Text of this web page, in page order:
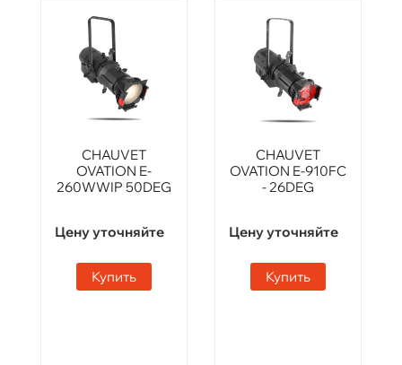
CHAUVET
OVATION E-
260WWIP 50DEG
Цену уточняйте
Купить
CHAUVET
OVATION E-910FC
- 26DEG
Цену уточняйте
Купить